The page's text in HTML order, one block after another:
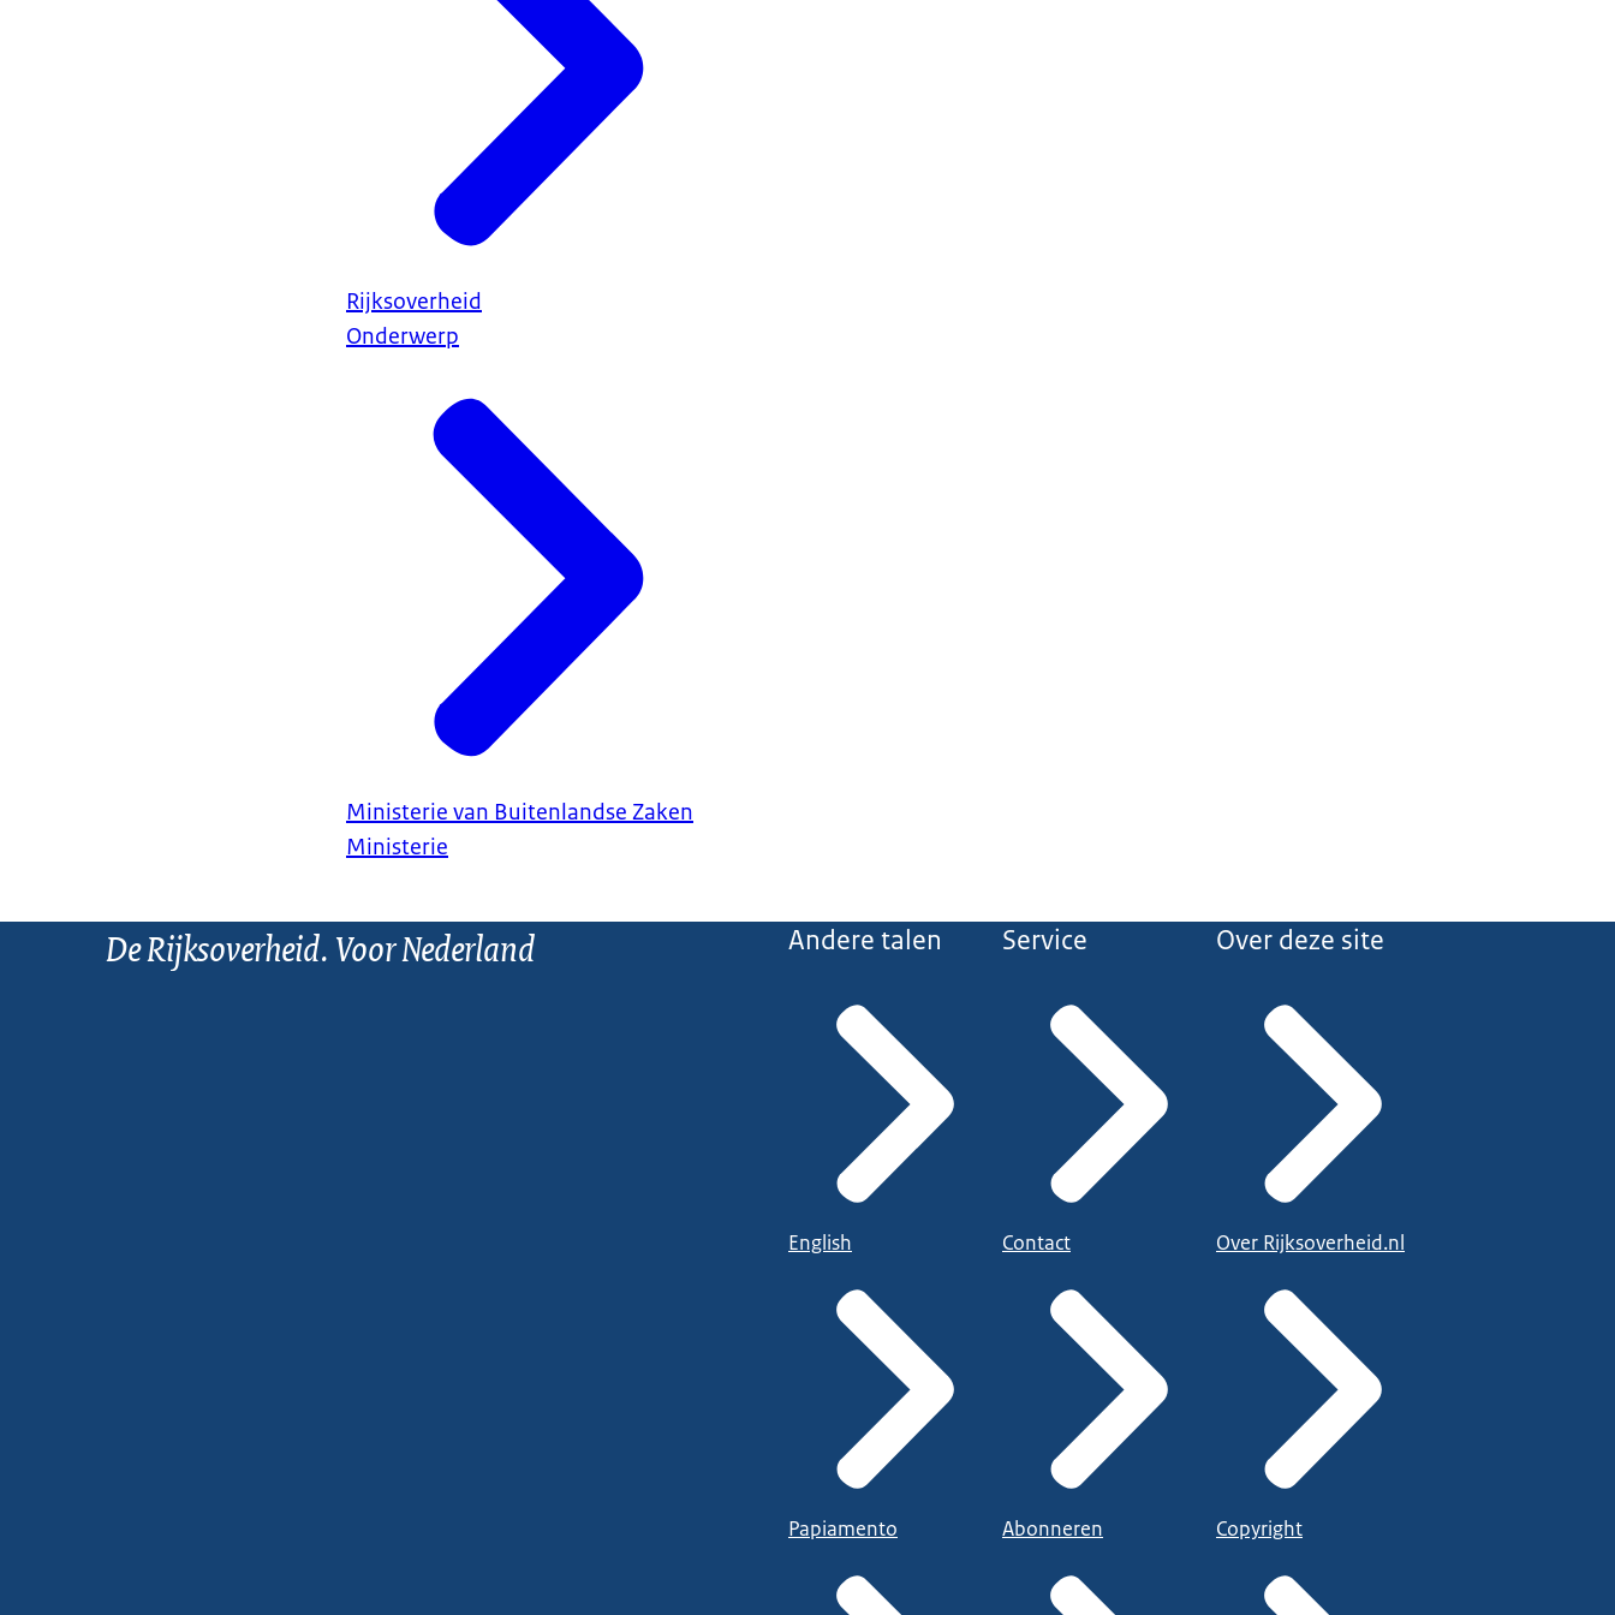
Rijksoverheid
Onderwerp
Ministerie van Buitenlandse Zaken
Ministerie
De Rijksoverheid. Voor Nederland Andere talen
English
Papiamento
Service
Contact
Abonneren
Over deze site
Over Rijksoverheid.nl
Copyright